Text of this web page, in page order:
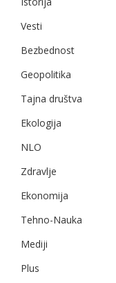
Vesti
Bezbednost
Geopolitika
Tajna društva
Ekologija
NLO
Zdravlje
Ekonomija
Tehno-Nauka
Mediji
Plus